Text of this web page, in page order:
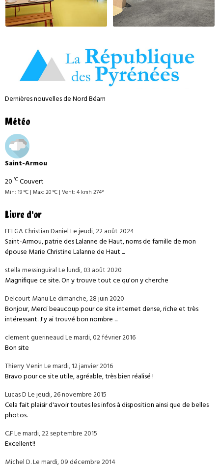
Dernières nouvelles de Nord Béarn
Météo
Saint-Armou
20 °CCouvert
Min: 19 °C | Max: 20 °C | Vent: 4 kmh 274°
Livre d'or
FELGA Christian DanielLe jeudi, 22 août 2024
Saint-Armou, patrie des Lalanne de Haut, noms de famille de mon
épouse Marie Christine Lalanne de Haut ...
stella messinguiralLe lundi, 03 août 2020
Magnifique ce site. On y trouve tout ce qu'on y cherche
Delcourt ManuLe dimanche, 28 juin 2020
Bonjour, Merci beaucoup pour ce site internet dense, riche et très
intéressant. J'y ai trouvé bon nombre ...
clement guerineaudLe mardi, 02 février 2016
Bon site
Thierry VeninLe mardi, 12 janvier 2016
Bravo pour ce site utile, agréable, très bien réalisé !
Lucas DLe jeudi, 26 novembre 2015
Cela fait plaisir d'avoir toutes les infos à disposition ainsi que de belles
photos.
C.FLe mardi, 22 septembre 2015
Excellent!!
Michel D.Le mardi, 09 décembre 2014